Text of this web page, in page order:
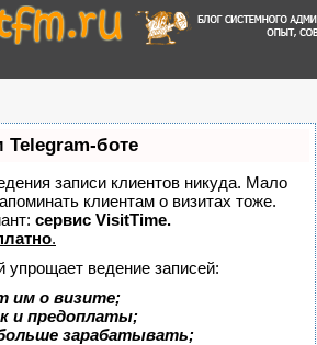
Telegram-боте
записи клиентов никуда. Мало
клиентам о визитах тоже.
сервис VisitTime.
.
упрощает ведение записей:
им о визите;
и предоплаты;
зарабатывать;